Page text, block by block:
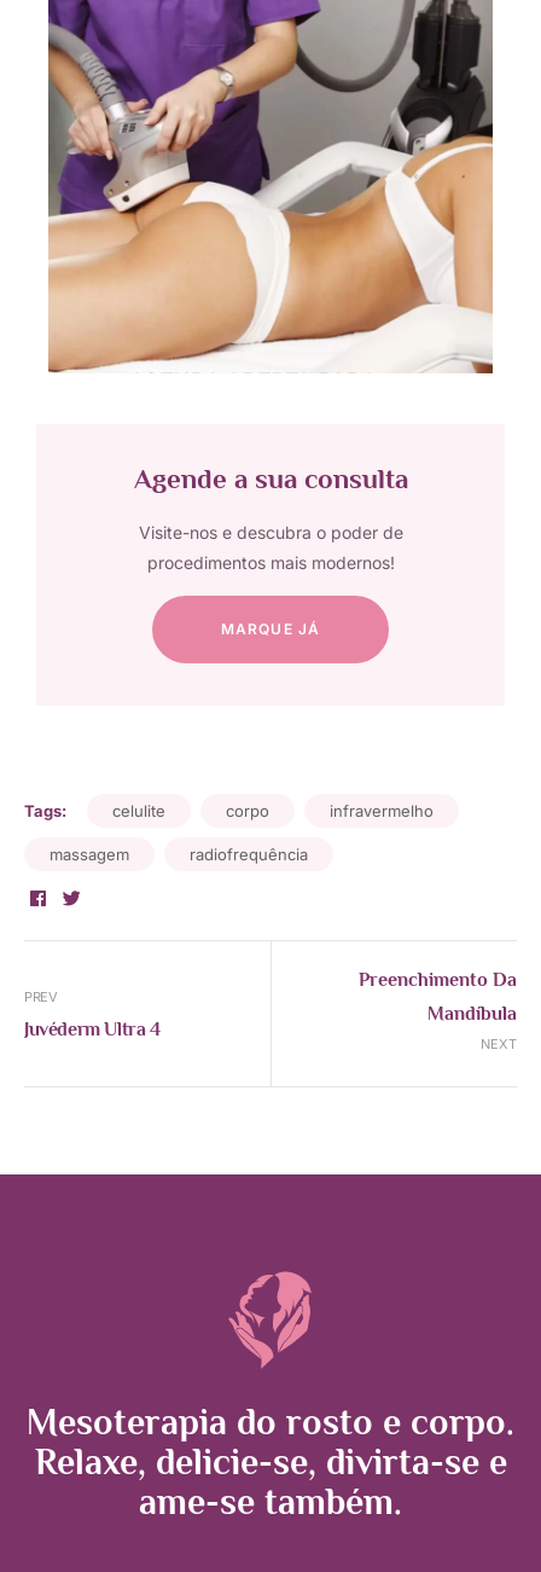
Agende a sua consulta
Visite-nos e descubra o poder de
procedimentos mais modernos!
MARQUE JÁ
Tags: celulite corpo infravermelho
massagem radiofrequência
Facebook
Twitter
PREV
Juvéderm Ultra 4 NEXT
Preenchimento Da
Mandíbula
Mesoterapia do rosto e corpo.
Relaxe, delicie-se, divirta-se e
ame-se também.